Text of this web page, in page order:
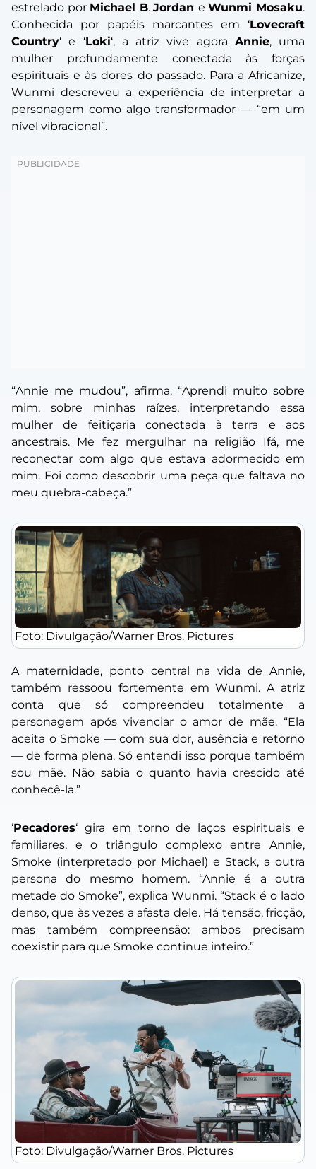
estrelado por Michael B.Jordan eWunmi Mosaku.
Conhecida por papéis marcantes em ‘Lovecraft
Country‘ e ‘Loki‘, a atriz vive agora Annie, uma
mulher profundamente conectada às forças
espirituais e às dores do passado. Para a Africanize,
Wunmi descreveu a experiência de interpretar a
personagem como algo transformador — “em um
nível vibracional ”.
“Annie me mudou”, afirma. “Aprendi muito sobre
mim, sobre minhas raízes, interpretando essa
mulher de feitiçaria conectada à terra e aos
ancestrais. Me fez mergulhar na religião Ifá, me
reconectar com algo que estava adormecido em
mim. Foi como descobrir uma peça que faltava no
meu quebra-cabeça.”
Foto: Divulgação/Warner Bros. Pictures
A maternidade, ponto central na vida de Annie,
também ressoou fortemente em Wunmi. A atriz
conta que só compreendeu totalmente a
personagem após vivenciar o amor de mãe. “Ela
aceita o Smoke — com sua dor, ausência e retorno
— de forma plena. Só entendi isso porque também
sou mãe. Não sabia o quanto havia crescido até
conhecê-la.”
‘Pecadores‘ gira em torno de laços espirituais e
familiares, e o triângulo complexo entre Annie,
Smoke (interpretado por Michael) e Stack, a outra
persona do mesmo homem. “Annie é a outra
metade do Smoke”, explica Wunmi. “Stack é o lado
denso, que às vezes a afasta dele. Há tensão, fricção,
mas também compreensão: ambos precisam
coexistir para que Smoke continue inteiro.”
Foto: Divulgação/Warner Bros. Pictures